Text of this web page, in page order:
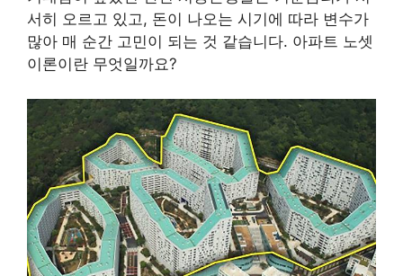
서히 오르고 있고, 돈이 나오는 시기에 따라 변수가
많아 매 순간 고민이 되는 것 같습니다. 아파트 노셋
이론이란 무엇일까요?